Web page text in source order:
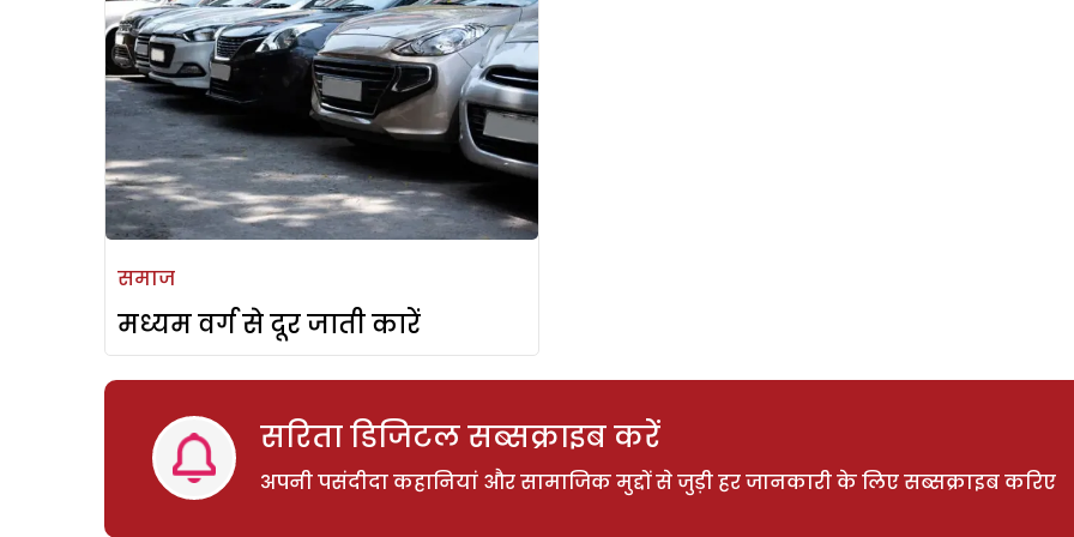
समाज
मध्यम वर्ग से दूर जाती कारें
सरिता डिजिटल सब्सक्राइब करें
अपनी पसंदीदा कहानियां और सामाजिक मुद्दों से जुड़ी हर जानकारी के लिए सब्सक्राइब करिए